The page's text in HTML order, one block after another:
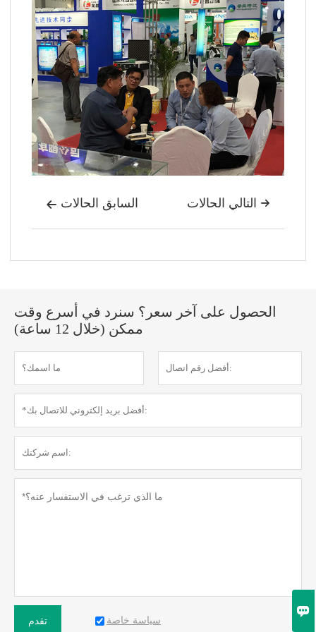
 السابق الحالات  التالي الحالات
الحصول على آخر سعر؟ سنرد في أسرع وقت
ممكن (خلال 12 ساعة)
تقدم سياسة خاصة
